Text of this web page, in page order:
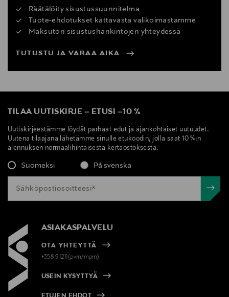
Räätälöity sisustussuunnitelma
Tuote-ehdotukset kattavasta valikoimastamme
Maksuton sisustushankintojen yhteydessä
TUTUSTU JA VARAA AIKA
TILAA UUTISKIRJE – ETUSI –10 %
Uutiskirjeestämme löydät parhaat edut ja ajankohtaiset uutuudet.
Uutena tilaajana lähetämme sinulle etukoodin, jolla saat 10 %:n
alennuksen normaalihintaisesta kertaostoksesta.
Suomeksi På svenska
ASIAKASPALVELU
OTA YHTEYTTÄ
+358 9 1211(pvm/mpm)
USEIN KYSYTTYÄ